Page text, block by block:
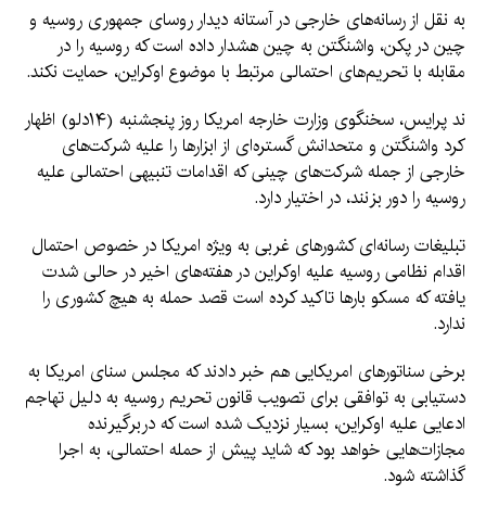
به نقل از رسانه‌های خارجی در آستانه دیدار روسای جمهوری روسیه و
چین در پکن، واشنگتن به چین هشدار داده است که روسیه را در
مقابله با تحریم‌های احتمالی مرتبط با موضوع اوکراین، حمایت نکند.
ند پرایس، سخنگوی وزارت خارجه امریکا روز پنجشنبه (۱۴دلو) اظهار
کرد واشنگتن و متحدانش گستره‌ای از ابزارها را علیه شرکت‌های
خارجی از جمله شرکت‌های چینی که اقدامات تنبیهی احتمالی علیه
روسیه را دور بزنند، در اختیار دارد.
تبلیغات رسانه‌ای کشورهای غربی به ویژه امریکا در خصوص احتمال
اقدام نظامی روسیه علیه اوکراین در هفته‌های اخیر در حالی شدت
یافته که مسکو بارها تاکید کرده است قصد حمله به هیچ کشوری را
ندارد.
برخی سناتورهای امریکایی هم خبر دادند که مجلس سنای امریکا به
دستیابی به توافقی برای تصویب قانون تحریم روسیه به دلیل تهاجم
ادعایی علیه اوکراین، بسیار نزدیک شده است که دربرگیرنده
مجازات‌هایی خواهد بود که شاید پیش از حمله احتمالی، به اجرا
گذاشته شود.